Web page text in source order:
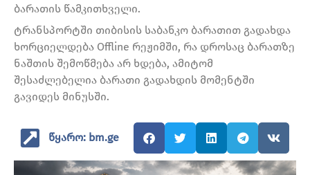
ბარათის წამკითხველი.
ტრანსპორტში თიბისის საბანკო ბარათით გადახდა
ხორციელდება Offline რეჟიმში, რა დროსაც ბარათზე
ნაშთის შემოწმება არ ხდება, ამიტომ
შესაძლებელია ბარათი გადახდის მომენტში
გავიდეს მინუსში.
წყარო: bm.ge